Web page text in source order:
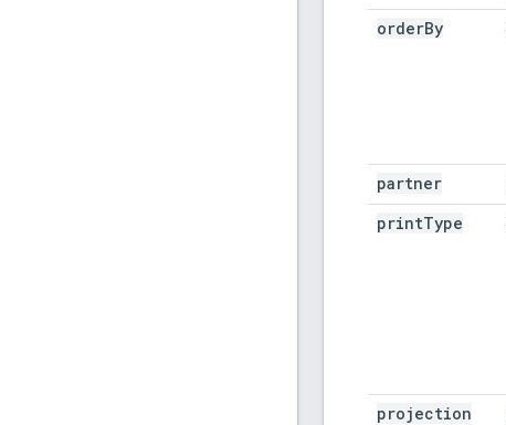
orderBy
partner
printType
projection